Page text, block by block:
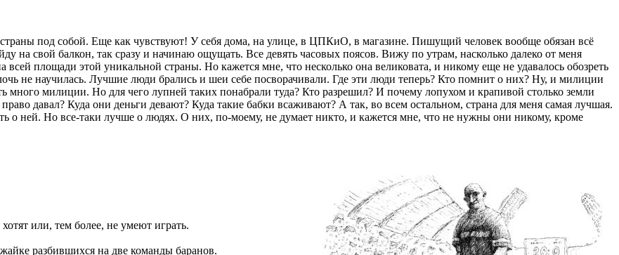
под собой. Еще как чувствуют! У себя дома, на улице, в ЦПКиО, в магазине. Пишущий человек вообще обязан всё
на свой балкон, так сразу и начинаю ощущать. Все девять часовых поясов. Вижу по утрам, насколько далеко от меня
площади этой уникальной страны. Но кажется мне, что несколько она великовата, и никому еще не удавалось обозреть
не научилась. Лучшие люди брались и шеи себе посворачивали. Где эти люди теперь? Кто помнит о них? Ну, и милиции
милиции. Но для чего лупней таких понабрали туда? Кто разрешил? И почему лопухом и крапивой столько земли
давал? Куда они деньги девают? Куда такие бабки всаживают? А так, во всем остальном, страна для меня самая лучшая.
о ней. Но все-таки лучше о людях. О них, по-моему, не думает никто, и кажется мне, что не нужны они никому, кроме
или, тем более, не умеют играть.
разбившихся на две команды баранов.